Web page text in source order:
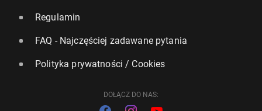
Regulamin
FAQ - Najczęściej zadawane pytania
Polityka prywatności / Cookies
DOŁĄCZ DO NAS: